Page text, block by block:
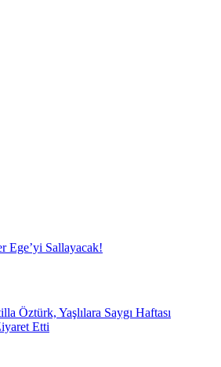
Ege’yi Sallayacak!
Öztürk, Yaşlılara Saygı Haftası
Etti